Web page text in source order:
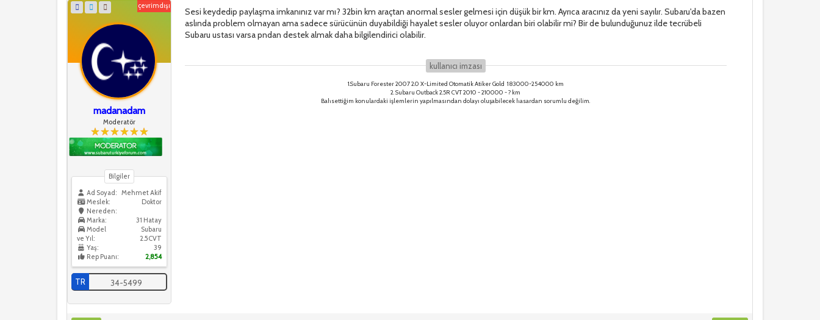
çevrimdışı
madanadam
Moderatör
Bilgiler
Ad Soyad: Mehmet Akif
Meslek:
Doktor
Nereden:
31 Hatay
Marka:
Subaru
Model
ve Yıl:
2.5CVT
Yaş:
39
Rep Puanı:
2,854
TR 34-5499
Sesi keydedip paylaşma imkanınız var mı? 32bin km araçtan anormal sesler gelmesi için düşük bir km. Ayrıca aracınız da yeni sayılır. Subaru'da bazen
aslında problem olmayan ama sadece sürücünün duyabildiği hayalet sesler oluyor onlardan biri olabilir mi? Bir de bulunduğunuz ilde tecrübeli
Subaru ustası varsa pndan destek almak daha bilgilendirici olabilir.
kullanıcı i̇mzası
1.Subaru Forester 2007 2.0 X-Limited Otomatik Atiker Gold 183000-254000 km
2. Subaru Outback 2.5R CVT 2010 - 210000 - ? km
Bahsettiğim konulardaki işlemlerin yapılmasından dolayı oluşabilecek hasardan sorumlu değilim.